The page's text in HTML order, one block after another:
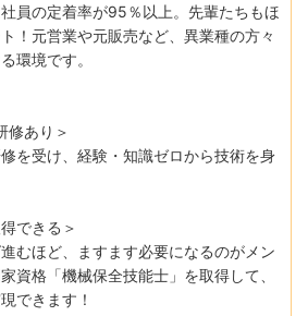
員の定着率が95％以上。先輩たちもほ
！元営業や元販売など、異業種の方々
環境です。
修あり＞
を受け、経験・知識ゼロから技術を身
できる＞
むほど、ますます必要になるのがメン
資格「機械保全技能士」を取得して、
できます！